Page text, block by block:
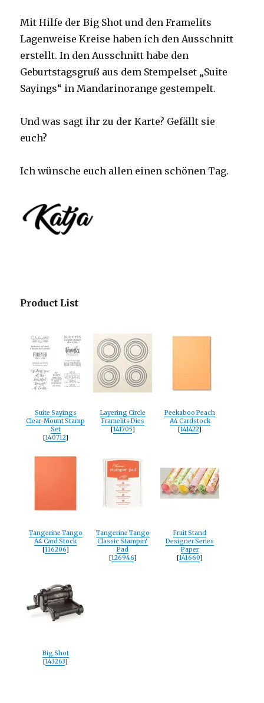
Mit Hilfe der Big Shot und den Framelits
Lagenweise Kreise haben ich den Ausschnitt
erstellt. In den Ausschnitt habe den
Geburtstagsgruß aus dem Stempelset „Suite
Sayings“ in Mandarinorange gestempelt.
Und was sagt ihr zu der Karte? Gefällt sie
euch?
Ich wünsche euch allen einen schönen Tag.
Product List
Suite Sayings
Clear-Mount Stamp
Set
[140712]
Layering Circle
Framelits Dies
[141705]
Peekaboo Peach
A4 Cardstock
[141422]
Tangerine Tango
A4 Card Stock
[116206]
Tangerine Tango
Classic Stampin‘
Pad
[126946]
Fruit Stand
Designer Series
Paper
[141660]
Big Shot
[143263]